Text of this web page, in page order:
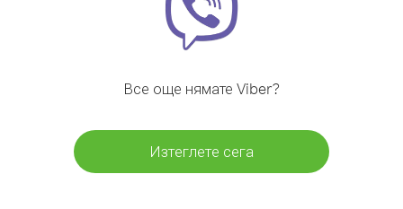
Все още нямате Viber?
Изтеглете сега